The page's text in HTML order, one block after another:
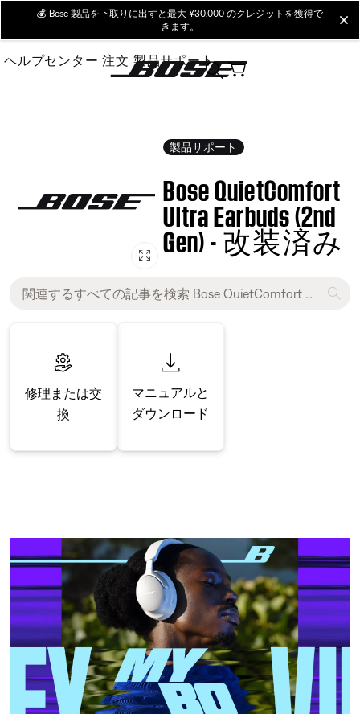
Main
💰 Bose 製品を下取りに出すと最大 ¥30,000 のクレジットを獲得で
きます。
ヘルプセンター 注文 製品サポート
製品サポート
Bose QuietComfort
Ultra Earbuds (2nd
Gen) - 改装済み
修理または交
換
マニュアルと
ダウンロード